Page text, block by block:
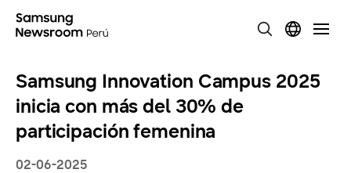
Samsung Innovation Campus 2025
inicia con más del 30% de
participación femenina
02-06-2025